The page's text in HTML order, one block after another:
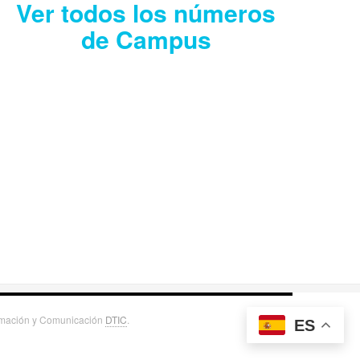
Ver todos los números
de Campus
ES
y Comunicación DTIC